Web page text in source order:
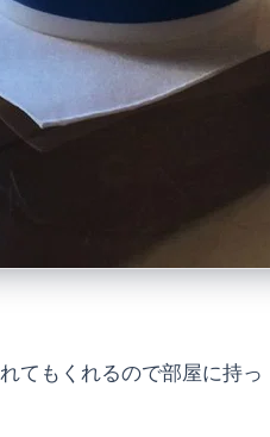
てもくれるので部屋に持っ